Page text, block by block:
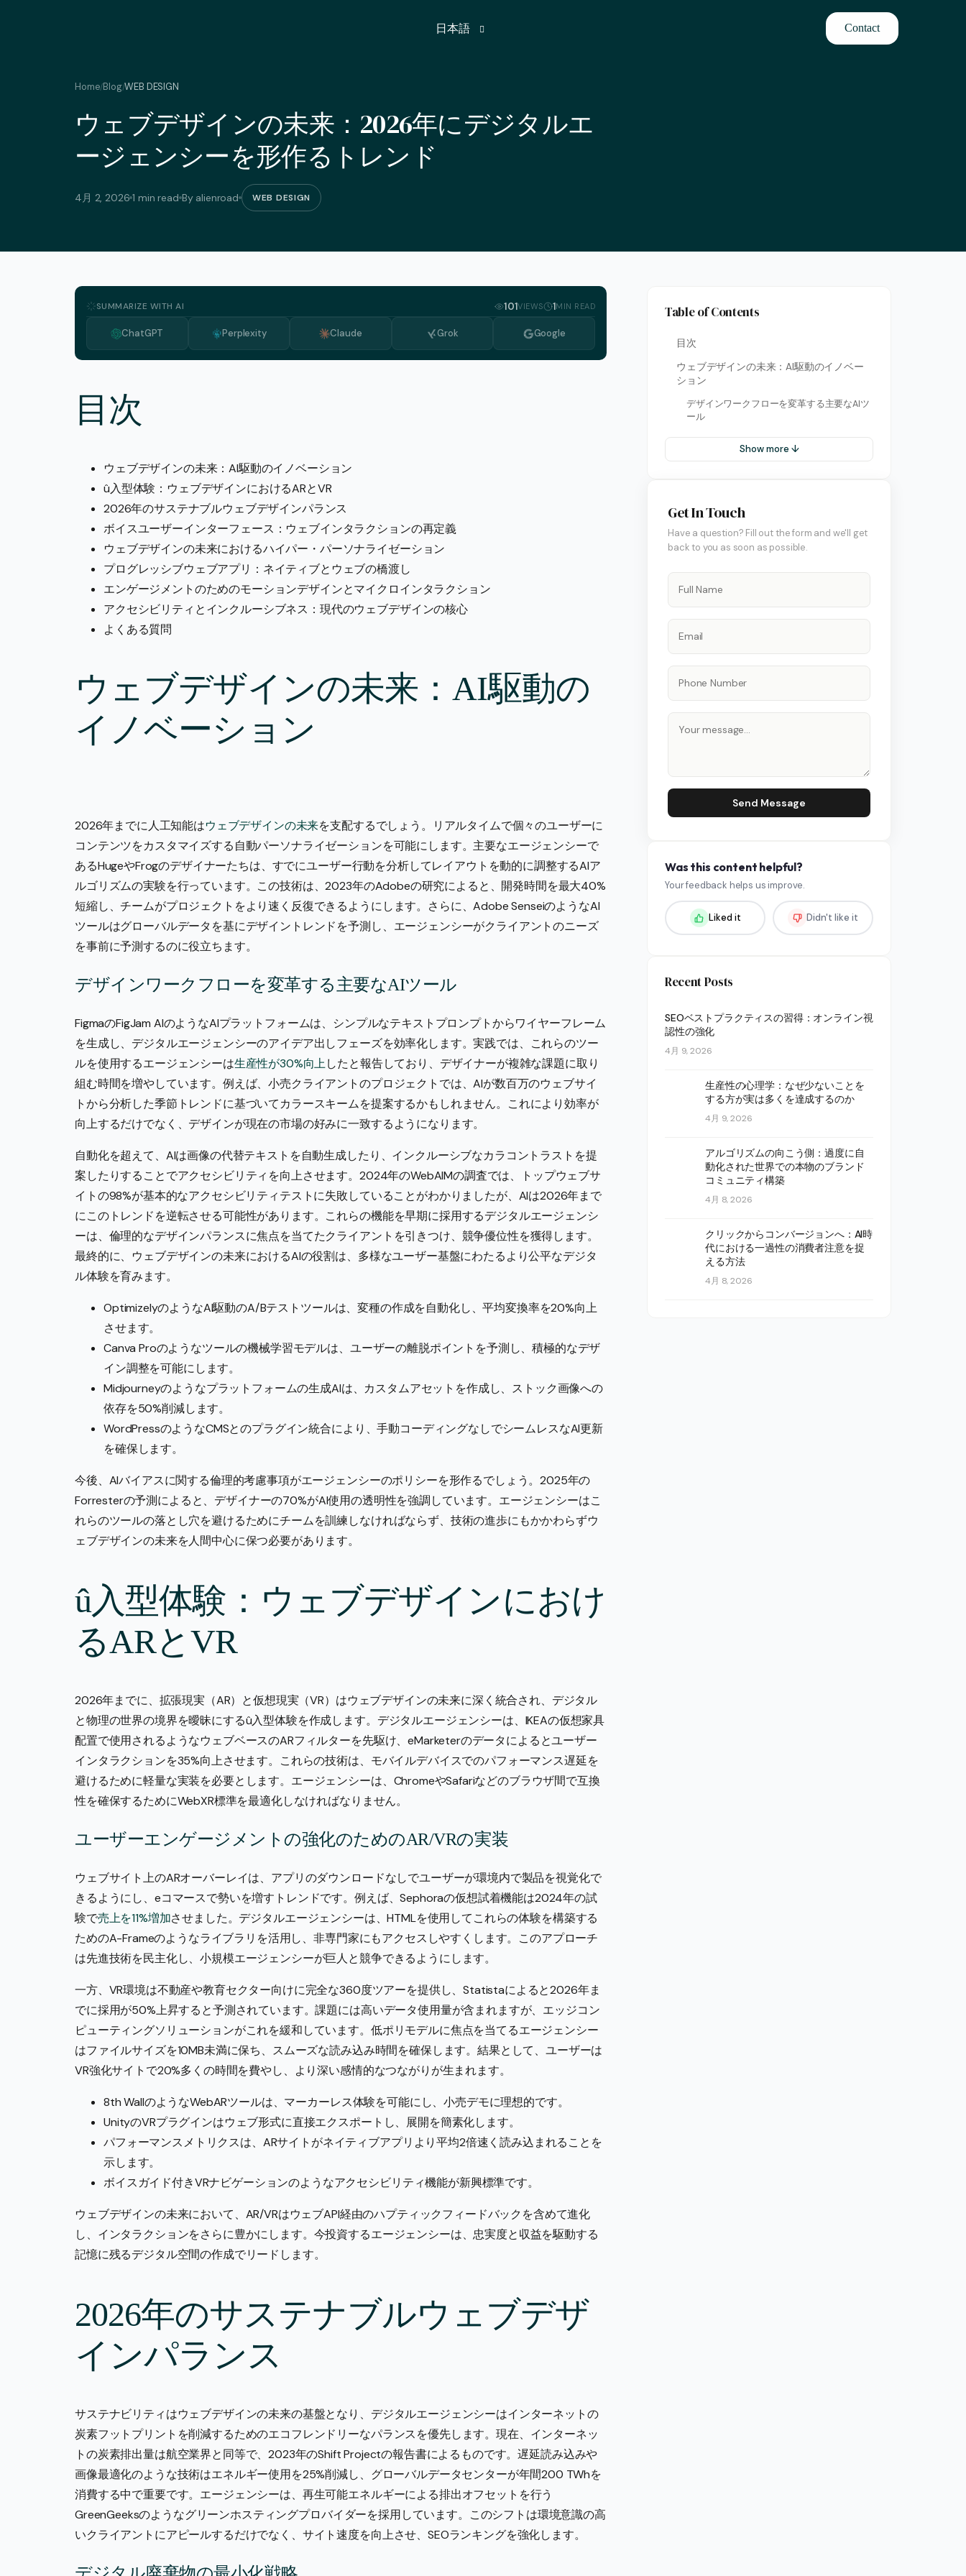
日本語
フランス語
アラビア語
アゼルバイジャン語
ブルガリア語
オランダ語
ルーマニア語
セルビア語
Contact
Home/Blog/WEB DESIGN
ウェブデザインの未来：2026年にデジタルエ
ージェンシーを形作るトレンド
4月 2, 2026 1 min read By alienroad WEB DESIGN
SUMMARIZE WITH AI 101VIEWS 1MIN READ
ChatGPT Perplexity Claude Grok Google
目次
ウェブデザインの未来：AI駆動のイノベーション
û入型体験：ウェブデザインにおけるARとVR
2026年のサステナブルウェブデザインパランス
ボイスユーザーインターフェース：ウェブインタラクションの再定義
ウェブデザインの未来におけるハイパー・パーソナライゼーション
プログレッシブウェブアプリ：ネイティブとウェブの橋渡し
エンゲージメントのためのモーションデザインとマイクロインタラクション
アクセシビリティとインクルーシブネス：現代のウェブデザインの核心
よくある質問
ウェブデザインの未来：AI駆動の
イノベーション
2026年までに人工知能はウェブデザインの未来を支配するでしょう。リアルタイムで個々のユーザーに
コンテンツをカスタマイズする自動パーソナライゼーションを可能にします。主要なエージェンシーで
あるHugeやFrogのデザイナーたちは、すでにユーザー行動を分析してレイアウトを動的に調整するAIア
ルゴリズムの実験を行っています。この技術は、2023年のAdobeの研究によると、開発時間を最大40%
短縮し、チームがプロジェクトをより速く反復できるようにします。さらに、Adobe SenseiのようなAI
ツールはグローバルデータを基にデザイントレンドを予測し、エージェンシーがクライアントのニーズ
を事前に予測するのに役立ちます。
デザインワークフローを変革する主要なAIツール
FigmaのFigJam AIのようなAIプラットフォームは、シンプルなテキストプロンプトからワイヤーフレーム
を生成し、デジタルエージェンシーのアイデア出しフェーズを効率化します。実践では、これらのツー
ルを使用するエージェンシーは生産性が30%向上したと報告しており、デザイナーが複雑な課題に取り
組む時間を増やしています。例えば、小売クライアントのプロジェクトでは、AIが数百万のウェブサイ
トから分析した季節トレンドに基づいてカラースキームを提案するかもしれません。これにより効率が
向上するだけでなく、デザインが現在の市場の好みに一致するようになります。
自動化を超えて、AIは画像の代替テキストを自動生成したり、インクルーシブなカラコントラストを提
案したりすることでアクセシビリティを向上させます。2024年のWebAIMの調査では、トップウェブサ
イトの98%が基本的なアクセシビリティテストに失敗していることがわかりましたが、AIは2026年まで
にこのトレンドを逆転させる可能性があります。これらの機能を早期に採用するデジタルエージェンシ
ーは、倫理的なデザインパランスに焦点を当てたクライアントを引きつけ、競争優位性を獲得します。
最終的に、ウェブデザインの未来におけるAIの役割は、多様なユーザー基盤にわたるより公平なデジタ
ル体験を育みます。
OptimizelyのようなAI駆動のA/Bテストツールは、変種の作成を自動化し、平均変換率を20%向上
させます。
Canva Proのようなツールの機械学習モデルは、ユーザーの離脱ポイントを予測し、積極的なデザ
イン調整を可能にします。
Midjourneyのようなプラットフォームの生成AIは、カスタムアセットを作成し、ストック画像への
依存を50%削減します。
WordPressのようなCMSとのプラグイン統合により、手動コーディングなしでシームレスなAI更新
を確保します。
今後、AIバイアスに関する倫理的考慮事項がエージェンシーのポリシーを形作るでしょう。2025年の
Forresterの予測によると、デザイナーの70%がAI使用の透明性を強調しています。エージェンシーはこ
れらのツールの落とし穴を避けるためにチームを訓練しなければならず、技術の進歩にもかかわらずウ
ェブデザインの未来を人間中心に保つ必要があります。
û入型体験：ウェブデザインにおけ
るARとVR
2026年までに、拡張現実（AR）と仮想現実（VR）はウェブデザインの未来に深く統合され、デジタル
と物理の世界の境界を曖昧にするû入型体験を作成します。デジタルエージェンシーは、IKEAの仮想家具
配置で使用されるようなウェブベースのARフィルターを先駆け、eMarketerのデータによるとユーザー
インタラクションを35%向上させます。これらの技術は、モバイルデバイスでのパフォーマンス遅延を
避けるために軽量な実装を必要とします。エージェンシーは、ChromeやSafariなどのブラウザ間で互換
性を確保するためにWebXR標準を最適化しなければなりません。
ユーザーエンゲージメントの強化のためのAR/VRの実装
ウェブサイト上のARオーバーレイは、アプリのダウンロードなしでユーザーが環境内で製品を視覚化で
きるようにし、eコマースで勢いを増すトレンドです。例えば、Sephoraの仮想試着機能は2024年の試
験で売上を11%増加させました。デジタルエージェンシーは、HTMLを使用してこれらの体験を構築する
ためのA-Frameのようなライブラリを活用し、非専門家にもアクセスしやすくします。このアプローチ
は先進技術を民主化し、小規模エージェンシーが巨人と競争できるようにします。
一方、VR環境は不動産や教育セクター向けに完全な360度ツアーを提供し、Statistaによると2026年ま
でに採用が50%上昇すると予測されています。課題には高いデータ使用量が含まれますが、エッジコン
ピューティングソリューションがこれを緩和しています。低ポリモデルに焦点を当てるエージェンシー
はファイルサイズを10MB未満に保ち、スムーズな読み込み時間を確保します。結果として、ユーザーは
VR強化サイトで20%多くの時間を費やし、より深い感情的なつながりが生まれます。
8th WallのようなWebARツールは、マーカーレス体験を可能にし、小売デモに理想的です。
UnityのVRプラグインはウェブ形式に直接エクスポートし、展開を簡素化します。
パフォーマンスメトリクスは、ARサイトがネイティブアプリより平均2倍速く読み込まれることを
示します。
ボイスガイド付きVRナビゲーションのようなアクセシビリティ機能が新興標準です。
ウェブデザインの未来において、AR/VRはウェブAPI経由のハプティックフィードバックを含めて進化
し、インタラクションをさらに豊かにします。今投資するエージェンシーは、忠実度と収益を駆動する
記憶に残るデジタル空間の作成でリードします。
2026年のサステナブルウェブデザ
インパランス
サステナビリティはウェブデザインの未来の基盤となり、デジタルエージェンシーはインターネットの
炭素フットプリントを削減するためのエコフレンドリーなパランスを優先します。現在、インターネッ
トの炭素排出量は航空業界と同等で、2023年のShift Projectの報告書によるものです。遅延読み込みや
画像最適化のような技術はエネルギー使用を25%削減し、グローバルデータセンターが年間200 TWhを
消費する中で重要です。エージェンシーは、再生可能エネルギーによる排出オフセットを行う
GreenGeeksのようなグリーンホスティングプロバイダーを採用しています。このシフトは環境意識の高
いクライアントにアピールするだけでなく、サイト速度を向上させ、SEOランキングを強化します。
Table of Contents
目次
ウェブデザインの未来：AI駆動のイノベー
ション
デザインワークフローを変革する主要なAIツ
ール
Show more ↓
Get In Touch
Have a question? Fill out the form and we'll get
back to you as soon as possible.
Send Message
Was this content helpful?
Your feedback helps us improve.
Liked it Didn't like it
Recent Posts
SEOベストプラクティスの習得：オンライン視
認性の強化
4月 9, 2026
生産性の心理学：なぜ少ないことを
する方が実は多くを達成するのか
4月 9, 2026
アルゴリズムの向こう側：過度に自
動化された世界での本物のブランド
コミュニティ構築
4月 8, 2026
クリックからコンバージョンへ：AI時
代における一過性の消費者注意を捉
える方法
4月 8, 2026